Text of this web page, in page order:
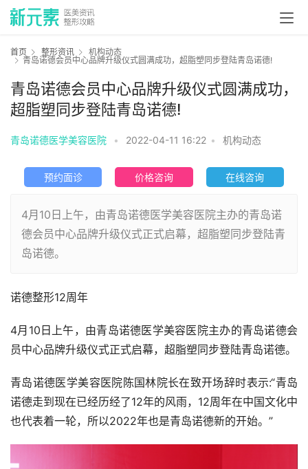
首页 整形资讯
机构动态
青岛诺德会员中心品牌升级仪式圆满成功，超脂塑同步登陆青岛诺德!
青岛诺德会员中心品牌升级仪式圆满成功，
超脂塑同步登陆青岛诺德!
青岛诺德医学美容医院 • 2022-04-11 16:22 • 机构动态
预约面诊 价格咨询 在线咨询
4月10日上午，由青岛诺德医学美容医院主办的青岛诺
德会员中心品牌升级仪式正式启幕，超脂塑同步登陆青
岛诺德。
诺德整形12周年
4月10日上午，由青岛诺德医学美容医院主办的青岛诺德会
员中心品牌升级仪式正式启幕，超脂塑同步登陆青岛诺德。
青岛诺德医学美容医院陈国林院长在致开场辞时表示:“青岛
诺德走到现在已经历经了12年的风雨，12周年在中国文化中
也代表着一轮，所以2022年也是青岛诺德新的开始。”